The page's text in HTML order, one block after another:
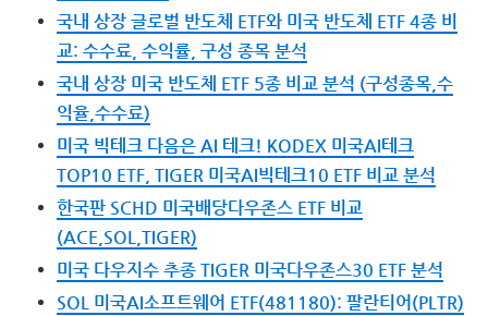
국내 상장 글로벌 반도체 ETF와 미국 반도체 ETF 4종 비
교: 수수료, 수익률, 구성 종목 분석
국내 상장 미국 반도체 ETF 5종 비교 분석 (구성종목,수
익율,수수료)
미국 빅테크 다음은 AI 테크! KODEX 미국AI테크
TOP10 ETF, TIGER 미국AI빅테크10 ETF 비교 분석
한국판 SCHD 미국배당다우존스 ETF 비교
(ACE,SOL,TIGER)
미국 다우지수 추종 TIGER 미국다우존스30 ETF 분석
SOL 미국AI소프트웨어 ETF(481180): 팔란티어(PLTR)